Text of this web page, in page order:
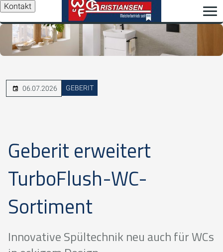
Kontakt
06.07.2026 GEBERIT
Geberit erweitert
TurboFlush-WC-
Sortiment
Innovative Spültechnik neu auch für WCs